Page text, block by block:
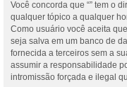
Você concorda que “” tem o
qualquer tópico a qualquer
Como usuário você aceita
seja salva em um banco de
fornecida a terceiros sem a
assumir a responsabilidade
intromissão forçada e ilegal